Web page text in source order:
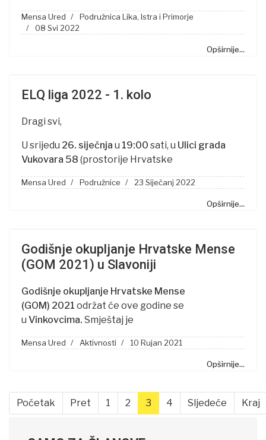
Mensa Ured
Podružnica Lika, Istra i Primorje
08 Svi 2022
Opširnije...
ELQ liga 2022 - 1. kolo
Dragi svi,
U srijedu 26. siječnja u 19:00 sati, u Ulici grada
Vukovara 58 (prostorije Hrvatske
Mensa Ured Podružnice 23 Siječanj 2022
Opširnije...
Godišnje okupljanje Hrvatske Mense
(GOM 2021) u Slavoniji
Godišnje okupljanje Hrvatske Mense
(GOM) 2021 održat će ove godine se
u Vinkovcima. Smještaj je
Mensa Ured Aktivnosti 10 Rujan 2021
Opširnije...
Početak Pret 1 2 3 4 Sljedeće Kraj